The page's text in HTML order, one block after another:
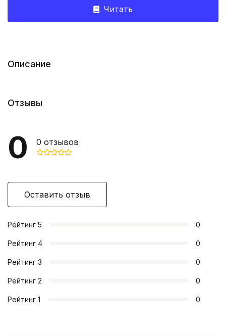
Читать
Описание
Отзывы
0 0 отзывов
Оставить отзыв
Рейтинг 5 0
Рейтинг 4 0
Рейтинг 3 0
Рейтинг 2 0
Рейтинг 1 0